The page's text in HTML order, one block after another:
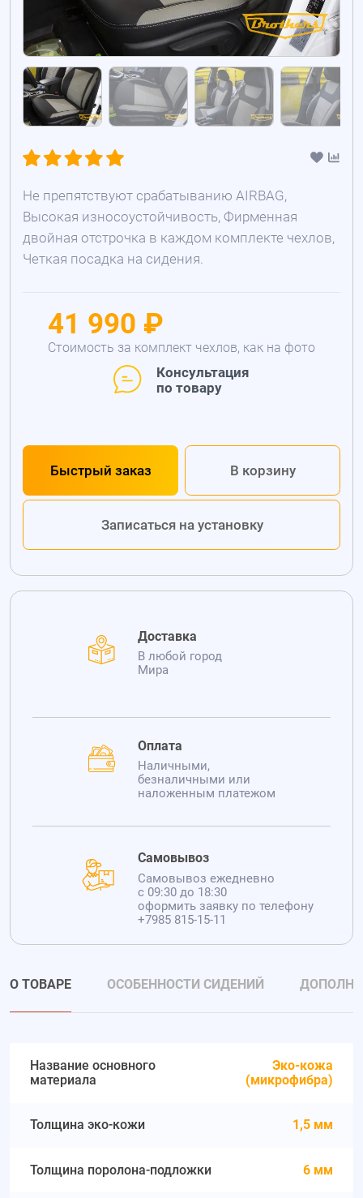
Не препятствуют срабатыванию AIRBAG,
Высокая износоустойчивость, Фирменная
двойная отстрочка в каждом комплекте чехлов,
Четкая посадка на сидения.
41 990 ₽
Стоимость за комплект чехлов, как на фото
Консультация
по товару
Быстрый заказ В корзину
Записаться на установку
Доставка
В любой город
Мира
Оплата
Наличными,
безналичными или
наложенным платежом
Самовывоз
Самовывоз ежедневно
с 09:30 до 18:30
оформить заявку по телефону
+7985 815-15-11
О ТОВАРЕ ОСОБЕННОСТИ СИДЕНИЙ
Название основного
материала
Эко-кожа
(микрофибра)
Толщина эко-кожи 1,5 мм
Толщина поролона-подложки 6 мм